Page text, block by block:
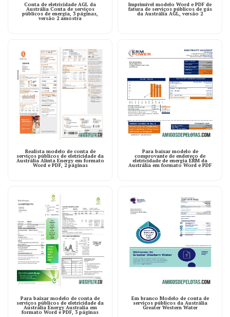
Conta de eletricidade AGL da
Austrália Conta de serviços
públicos de energia, 3 páginas,
versão 2 amostra
Imprimível modelo Word e PDF de
fatura de serviços públicos de gás
da Austrália AGL, versão 2
Realista modelo de conta de
serviços públicos de eletricidade da
Austrália Alinta Energy em formato
Word e PDF, 2 páginas
Para baixar modelo de
comprovante de endereço de
eletricidade de energia ERM da
Austrália em formato Word e PDF
Para baixar modelo de conta de
serviços públicos de eletricidade da
Austrália Energy Australia em
formato Word e PDF, 3 páginas
Em branco Modelo de conta de
serviços públicos da Austrália
Greater Western Water